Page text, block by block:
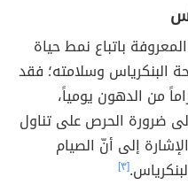
باتباع نمط حياة
وسلامته؛ فقد
تناول أكثر من 20 غراماً من الدهون يومياً،
ضرورة الحرص على تناول
إلى أنّ الصيام
[٣]